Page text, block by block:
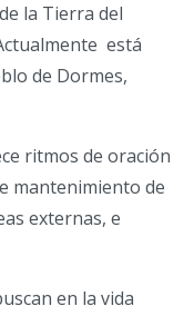
la Tierra del
está
de Dormes,
ritmos de oración
mantenimiento de
externas, e
en la vida